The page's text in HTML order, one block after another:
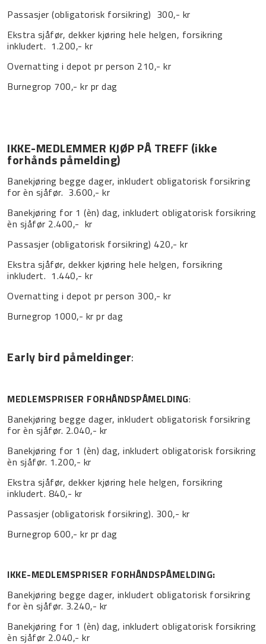
Passasjer (obligatorisk forsikring) 300,- kr
Ekstra sjåfør, dekker kjøring hele helgen, forsikring
inkludert. 1.200,- kr
Overnatting i depot pr person 210,- kr
Burnegrop 700,- kr pr dag
IKKE-MEDLEMMER KJØP PÅ TREFF (ikke
forhånds påmelding)
Banekjøring begge dager, inkludert obligatorisk forsikring
for èn sjåfør. 3.600,- kr
Banekjøring for 1 (èn) dag, inkludert obligatorisk forsikring
èn sjåfør 2.400,- kr
Passasjer (obligatorisk forsikring) 420,- kr
Ekstra sjåfør, dekker kjøring hele helgen, forsikring
inkludert. 1.440,- kr
Overnatting i depot pr person 300,- kr
Burnegrop 1000,- kr pr dag
Early bird påmeldinger:
MEDLEMSPRISER FORHÅNDSPÅMELDING:
Banekjøring begge dager, inkludert obligatorisk forsikring
for èn sjåfør. 2.040,- kr
Banekjøring for 1 (èn) dag, inkludert obligatorisk forsikring
èn sjåfør. 1.200,- kr
Ekstra sjåfør, dekker kjøring hele helgen, forsikring
inkludert. 840,- kr
Passasjer (obligatorisk forsikring). 300,- kr
Burnegrop 600,- kr pr dag
IKKE-MEDLEMSPRISER FORHÅNDSPÅMELDING:
Banekjøring begge dager, inkludert obligatorisk forsikring
for èn sjåfør. 3.240,- kr
Banekjøring for 1 (èn) dag, inkludert obligatorisk forsikring
èn sjåfør 2.040,- kr